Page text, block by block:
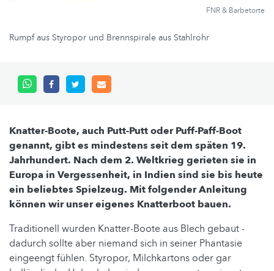
FNR & Barbetorte
Rumpf aus Styropor und Brennspirale aus Stahlrohr
Knatter-Boote, auch Putt-Putt oder Puff-Paff-Boot
genannt, gibt es mindestens seit dem späten 19.
Jahrhundert. Nach dem 2. Weltkrieg gerieten sie in
Europa in Vergessenheit, in Indien sind sie bis heute
ein beliebtes Spielzeug. Mit folgender Anleitung
können wir unser eigenes Knatterboot bauen.
Traditionell wurden Knatter-Boote aus Blech gebaut -
dadurch sollte aber niemand sich in seiner Phantasie
eingeengt fühlen. Styropor, Milchkartons oder gar